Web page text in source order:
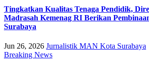
Tingkatkan Kualitas Tenaga Pendidik,
Madrasah Kemenag RI Berikan
Surabaya
Jun 26, 2026 Jurnalistik MAN Kota Surabaya
Breaking News